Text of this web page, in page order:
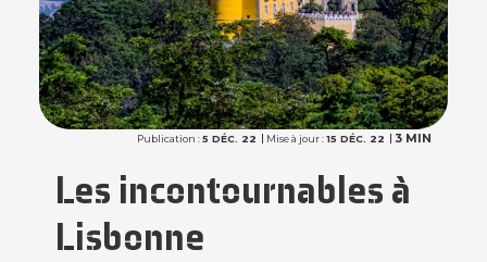
Publication :5 DÉC. 22 Mise à jour :15 DÉC. 22 3 MIN
Les incontournables à
Lisbonne